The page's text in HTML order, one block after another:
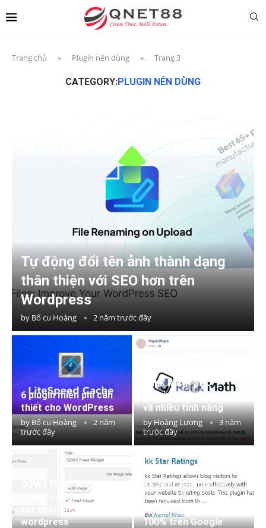
Trang chủ » Plugin nên dùng » Trang 3
CATEGORY:PLUGIN NÊN DÙNG
Tự động đổi tên ảnh thành dạng
thân thiện với SEO hơn trên
Wordpress
by Bố cu Hoàng 2 năm trước đây
6 plugin miễn phí cần
thiết cho WordPress
byBố cu Hoàng
2 năm
trước đây
Rank Math SEO –
Plugin hỗ trợ SEO mới
và nhiều tính năng
byHoàng Lương
3 năm
trước đây
Q2W3 Fixed Widget
plugin cố định sidebar
tốt nhất cho
wordpress
Kk Star Ratings và
hướng dẫn hiển thị
snippet thành công
100% trên Google